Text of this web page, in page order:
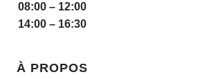
08:00 – 12:00
14:00 – 16:30
À PROPOS